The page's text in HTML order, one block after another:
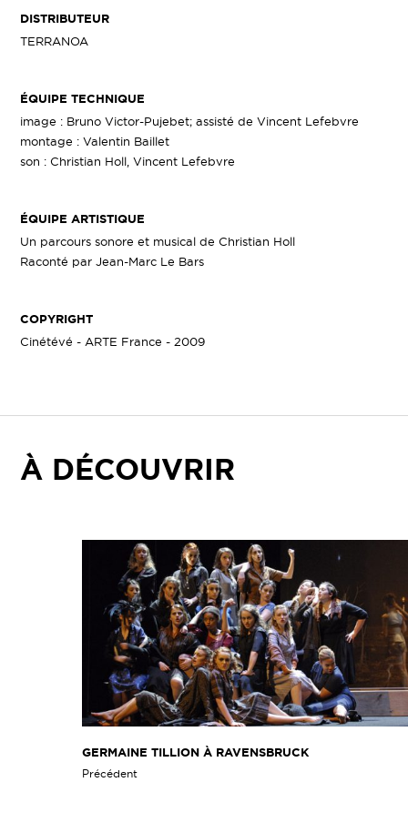
DISTRIBUTEUR
TERRANOA
ÉQUIPE TECHNIQUE
image : Bruno Victor-Pujebet; assisté de Vincent Lefebvre
montage : Valentin Baillet
son : Christian Holl, Vincent Lefebvre
ÉQUIPE ARTISTIQUE
Un parcours sonore et musical de Christian Holl
Raconté par Jean-Marc Le Bars
COPYRIGHT
Cinétévé - ARTE France - 2009
À DÉCOUVRIR
GERMAINE TILLION À RAVENSBRUCK
Précédent